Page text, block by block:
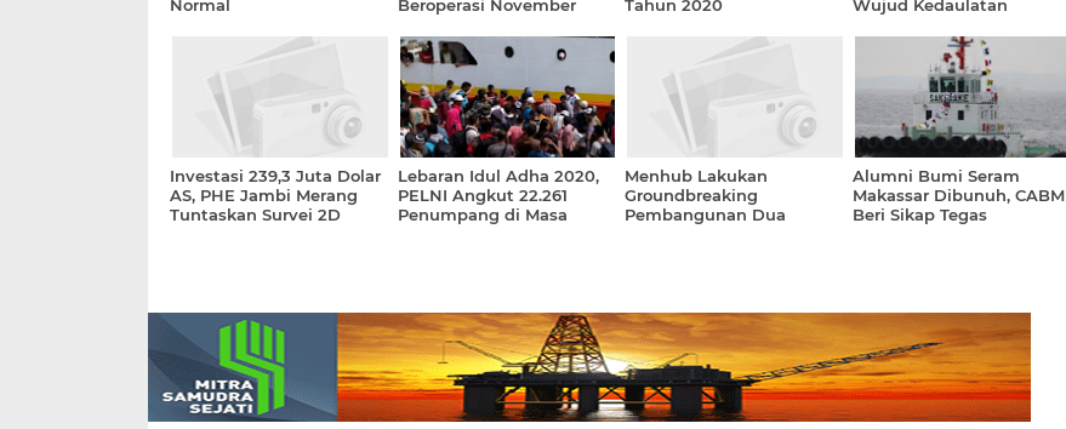
Normal
Beroperasi November
Tahun 2020
Wujud Kedaulatan
Investasi 239,3 Juta Dolar
AS, PHE Jambi Merang
Tuntaskan Survei 2D
Lebaran Idul Adha 2020,
PELNI Angkut 22.261
Penumpang di Masa
Menhub Lakukan
Groundbreaking
Pembangunan Dua
Alumni Bumi Seram
Makassar Dibunuh, CABM
Beri Sikap Tegas